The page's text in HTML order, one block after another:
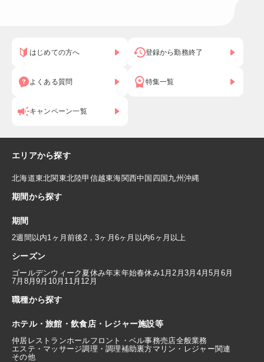
はじめての方へ 登録から勤務終了
よくある質問 特集一覧
キャンペーン一覧
エリアから探す
北海道東北関東北陸甲信越東海関西中国 四国九州沖縄
期間から探す
期間
2週間以内1ヶ月前後 2，3ヶ月 6ヶ月以内6ヶ月以上
シーズン
ゴールデンウィーク 夏休み年末年始春休み1月 2月3月 4月5月 6月
7月 8月9月 10月 11月 12月
職種から探す
ホテル・旅館・飲食店・レジャー施設等
仲居 レストランホールフロント・ベル事務売店全般業務
エステ・マッサージ調理・調理補助裏方マリン・レジャー関連
その他